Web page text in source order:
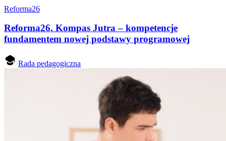
Reforma26
Reforma26. Kompas Jutra – kompetencje
fundamentem nowej podstawy programowej
Rada pedagogiczna